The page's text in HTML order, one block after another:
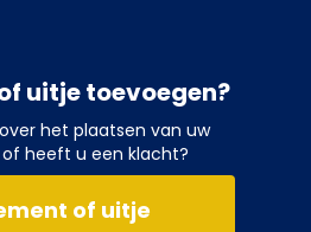
uitje toevoegen?
het plaatsen van uw
heeft u een klacht?
of uitje